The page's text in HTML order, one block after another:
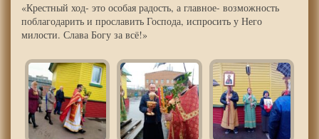
«Крестный ход- это особая радость, а главное- возможность
поблагодарить и прославить Господа, испросить у Него
милости. Слава Богу за всё!»